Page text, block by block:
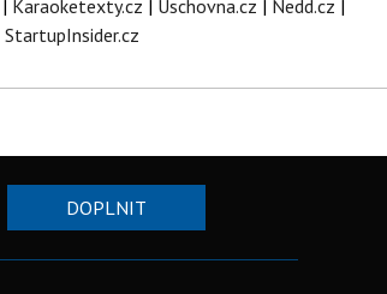
| Karaoketexty.cz | Úschovna.cz | Nedd.cz |
StartupInsider.cz
DOPLNIT